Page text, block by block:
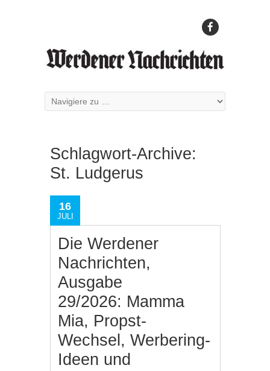
Schlagwort-Archive:
St. Ludgerus
16
JULI
Die Werdener
Nachrichten,
Ausgabe
29/2026: Mamma
Mia, Propst-
Wechsel, Werbering-
Ideen und